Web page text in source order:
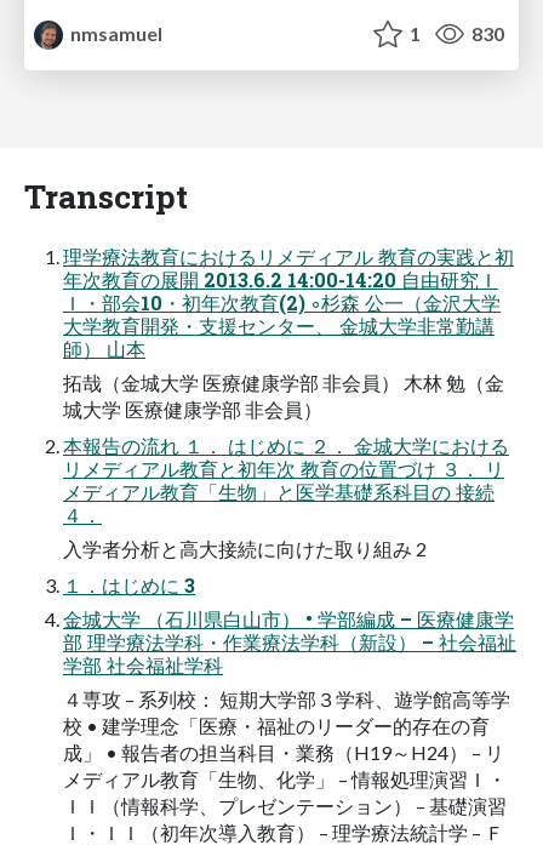
nmsamuel
1 830
Transcript
理学療法教育におけるリメディアル 教育の実践と初
年次教育の展開 2013.6.2 14:00-14:20 自由研究Ｉ
Ｉ・部会10・初年次教育(2) ◦杉森 公一（金沢大学
大学教育開発・支援センター、 金城大学非常勤講
師） 山本
拓哉（金城大学 医療健康学部 非会員） 木林 勉（金
城大学 医療健康学部 非会員）
本報告の流れ １． はじめに ２． 金城大学における
リメディアル教育と初年次 教育の位置づけ ３． リ
メディアル教育「生物」と医学基礎系科目の 接続
４．
入学者分析と高大接続に向けた取り組み 2
１．はじめに 3
金城大学 （石川県白山市） • 学部編成 – 医療健康学
部 理学療法学科・作業療法学科（新設） – 社会福祉
学部 社会福祉学科
４専攻 – 系列校： 短期大学部３学科、遊学館高等学
校 • 建学理念「医療・福祉のリーダー的存在の育
成」 • 報告者の担当科目・業務（H19～H24） – リ
メディアル教育「生物、化学」 – 情報処理演習Ｉ・
ＩＩ（情報科学、プレゼンテーション） – 基礎演習
Ｉ・ＩＩ（初年次導入教育） – 理学療法統計学 – Ｆ